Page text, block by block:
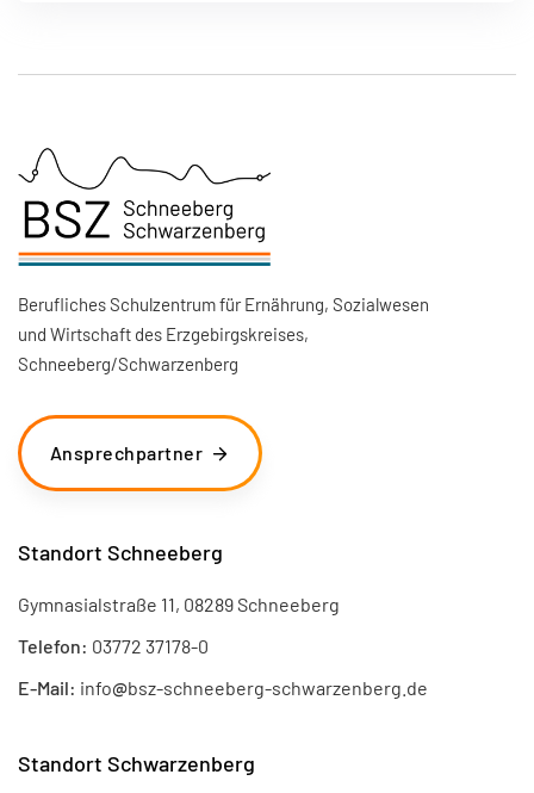
Berufliches Schulzentrum für Ernährung, Sozialwesen
und Wirtschaft des Erzgebirgskreises,
Schneeberg/Schwarzenberg
Ansprechpartner
Standort Schneeberg
Gymnasialstraße 11, 08289 Schneeberg
Telefon: 03772 37178-0
E-Mail: info@bsz-schneeberg-schwarzenberg.de
Standort Schwarzenberg